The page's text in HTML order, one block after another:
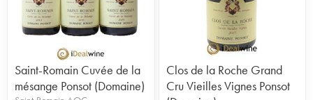
Saint-Romain Cuvée de la
mésange Ponsot (Domaine)
Clos de la Roche Grand
Cru Vieilles Vignes Ponsot